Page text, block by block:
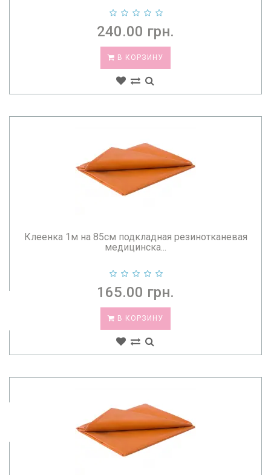
240.00 грн.
В КОРЗИНУ
Клеенка 1м на 85см подкладная резинотканевая
медицинска...
165.00 грн.
В КОРЗИНУ